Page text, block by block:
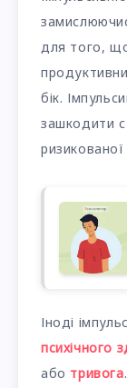
для того,
бік.
зашкодити
Іноді
психічного
або тривога